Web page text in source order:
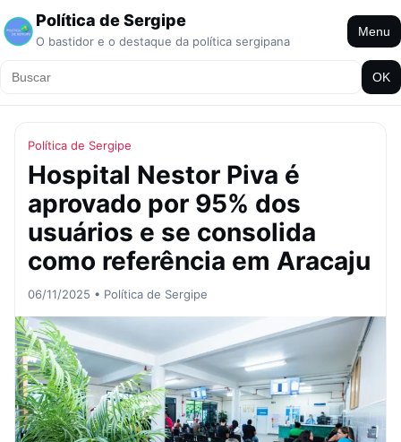
Política de Sergipe
O bastidor e o destaque da política sergipana
Menu
OK
Política de Sergipe
Hospital Nestor Piva é
aprovado por 95% dos
usuários e se consolida
como referência em Aracaju
06/11/2025 • Política de Sergipe